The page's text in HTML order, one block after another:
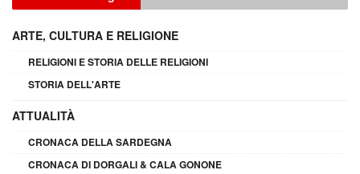
ARTE, CULTURA E RELIGIONE
RELIGIONI E STORIA DELLE RELIGIONI
STORIA DELL'ARTE
ATTUALITÀ
CRONACA DELLA SARDEGNA
CRONACA DI DORGALI & CALA GONONE